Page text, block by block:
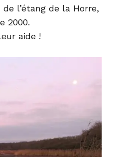
l’étang de la Horre,
2000.
aide !